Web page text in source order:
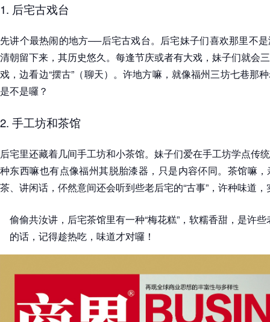
1. 后宅古戏台
先讲个最热闹的地方──后宅古戏台。后宅妹子们喜欢那里不
清朝留下来，其历史悠久。每逢节庆或者有大戏，妹子们就会
戏，边看边“摆古”（聊天）。许地方嘛，就像福州三坊七巷那
是不是囉？
2. 手工坊和茶馆
后宅里还藏着几间手工坊和小茶馆。妹子们爱在手工坊学点传
种东西嘛也有点像福州其脱胎漆器，只是内容伓同。茶馆嘛
茶、讲闲话，伓然意间还会听到些老后宅的“古事”，许种味道
偷偷共汝讲，后宅茶馆里有一种“梅花糕”，软糯香甜，是许
的话，记得趁热吃，味道才对囉！